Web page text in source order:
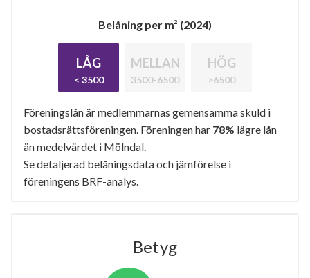
Belåning per m² (2024)
LÅG
< 3500
MELLAN
3500-6500
HÖG
>6500
Föreningslån är medlemmarnas gemensamma skuld i
bostadsrättsföreningen. Föreningen har 78% lägre lån
än medelvärdet i Mölndal.
Se detaljerad belåningsdata och jämförelse i
föreningens BRF-analys.
Betyg